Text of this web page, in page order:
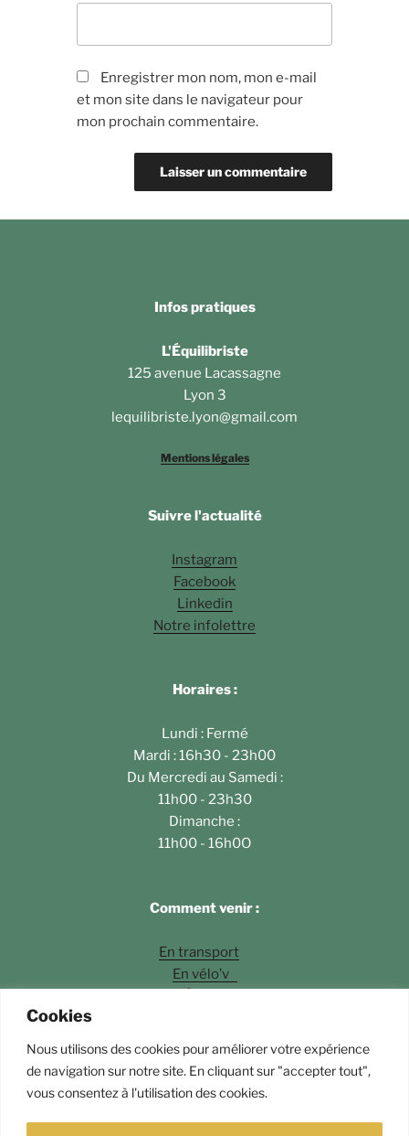
Cookies
Nous utilisons des cookies pour améliorer votre expérience
de navigation sur notre site. En cliquant sur "accepter tout",
vous consentez à l'utilisation des cookies.
Enregistrer mon nom, mon e-mail
et mon site dans le navigateur pour
mon prochain commentaire.
Infos pratiques
L'Équilibriste
125 avenue Lacassagne
Lyon 3
lequilibriste.lyon@gmail.com
Mentions légales
Suivre l'actualité
Instagram
Facebook
Linkedin
Notre infolettre
Horaires :
Lundi : Fermé
Mardi : 16h30 - 23h00
Du Mercredi au Samedi :
11h00 - 23h30
Dimanche :
11h00 - 16h0O
Comment venir :
En transport
En vélo’v
Photos ©Fossette Andrey Langlois